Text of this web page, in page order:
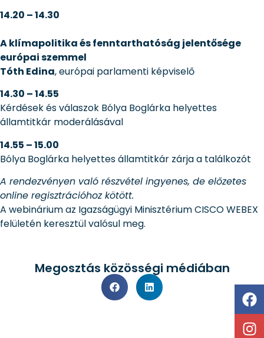
14.20 – 14.30
A klímapolitika és fenntarthatóság jelentősége
európai szemmel
Tóth Edina, európai parlamenti képviselő
14.30 – 14.55
Kérdések és válaszok Bólya Boglárka helyettes
államtitkár moderálásával
14.55 – 15.00
Bólya Boglárka helyettes államtitkár zárja a találkozót
A rendezvényen való részvétel ingyenes, de előzetes
online regisztrációhoz kötött.
A webinárium az Igazságügyi Minisztérium CISCO WEBEX
felületén keresztül valósul meg.
Megosztás közösségi médiában